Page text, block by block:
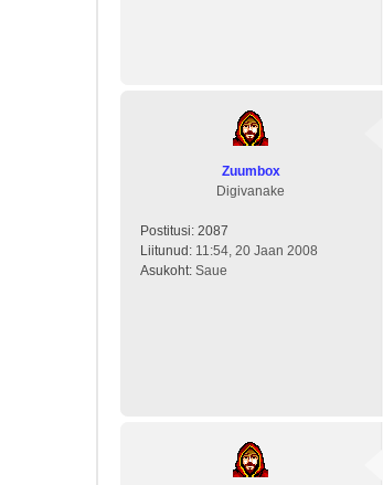
Zuumbox
Digivanake
Postitusi: 2087
Liitunud: 11:54, 20 Jaan 2008
Asukoht: Saue